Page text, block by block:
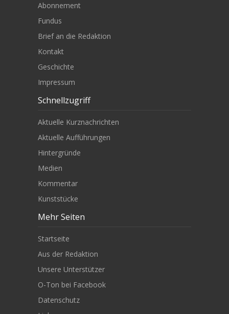
Abonnement
Fundus
Brief an die Redaktion
Kontakt
Geschichte
Impressum
Schnellzugriff
Aktuelle Kurznachrichten
Aktuelle Aufführungen
Hintergründe
Medien
Kommentar
Kunststücke
Mehr Seiten
Startseite
Aus der Redaktion
Unsere Unterstützer
O-Ton bei Facebook
Datenschutz